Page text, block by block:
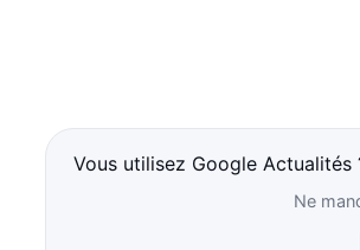
Vous utilisez Google
Ne